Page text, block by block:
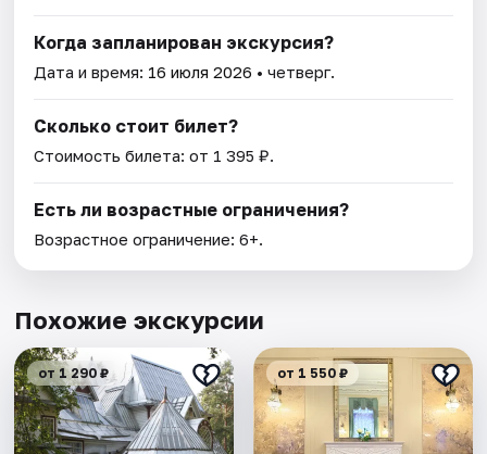
Когда запланирован экскурсия?
Дата и время: 16 июля 2026 • четверг.
Сколько стоит билет?
Стоимость билета: от 1 395 ₽.
Есть ли возрастные ограничения?
Возрастное ограничение: 6+.
Похожие экскурсии
от 1 290 ₽ от 1 550 ₽